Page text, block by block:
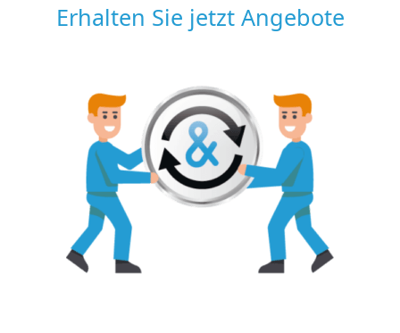
Erhalten Sie jetzt Angebote